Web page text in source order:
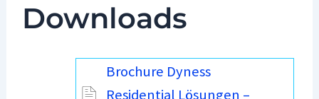
Downloads
Brochure Dyness
Residential Lösungen –